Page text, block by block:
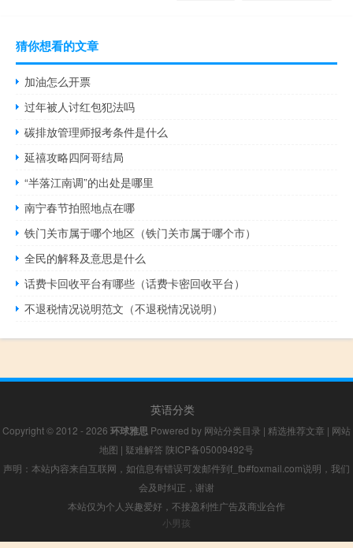
猜你想看的文章
加油怎么开票
过年被人讨红包犯法吗
碳排放管理师报考条件是什么
延禧攻略四阿哥结局
“半落江南调”的出处是哪里
南宁春节拍照地点在哪
铁门关市属于哪个地区（铁门关市属于哪个市）
全民的解释及意思是什么
话费卡回收平台有哪些（话费卡密回收平台）
不退税情况说明范文（不退税情况说明）
英语分类
Copyright © 2012 - 2026 环球雅思 Powered by 网站分类目录 | 精选推荐文章 | 网站
地图 | 疑难解答 陕ICP备05009492号
声明：本站内容来自互联网，如信息有错误可发邮件到f_fb#foxmail.com说明，我们
会及时纠正，谢谢
本站仅为个人兴趣爱好，不接盈利性广告及商业合作
小男孩